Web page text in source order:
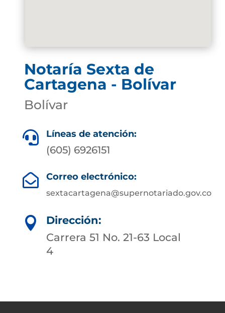
Notaría Sexta de
Cartagena - Bolívar
Bolívar
 Líneas de atención:
(605) 6926151
 Correo electrónico:
sextacartagena@supernotariado.gov.co

Dirección:
Carrera 51 No. 21-63 Local
4